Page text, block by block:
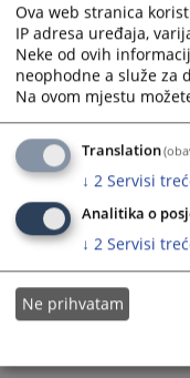
Ova web stranica
IP adresa uređaja,
Neke od ovih
neophodne a služe za
Na ovom mjestu
Translation
↓ 2 Servisi
Analitika o
↓ 2 Servisi
Ne prihvatam